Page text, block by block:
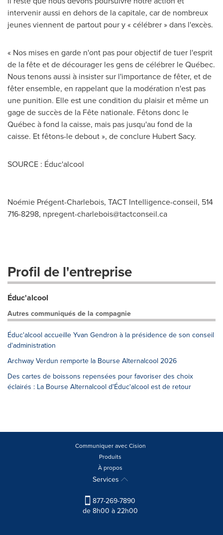
intervenir aussi en dehors de la capitale, car de nombreux
jeunes viennent de partout pour y « célébrer » dans l'excès.
« Nos mises en garde n'ont pas pour objectif de tuer l'esprit
de la fête et de décourager les gens de célébrer le Québec.
Nous tenons aussi à insister sur l'importance de fêter, et de
fêter ensemble, en rappelant que la modération n'est pas
une punition. Elle est une condition du plaisir et même un
gage de succès de la Fête nationale. Fêtons donc le
Québec à fond la caisse, mais pas jusqu'au fond de la
caisse. Et fêtons-le debout », de conclure Hubert Sacy.
SOURCE : Éduc'alcool
Noémie Prégent-Charlebois, TACT Intelligence-conseil, 514
716-8298, npregent-charlebois@tactconseil.ca
Profil de l'entreprise
Éduc'alcool
Autres communiqués de la compagnie
Éduc'alcool accueille Yvan Gendron à la présidence de son conseil
d'administration
Archway Verdun remporte la Bourse Alternalcool 2026
Des cartes de boissons repensées pour favoriser des choix
éclairés : La Bourse Alternalcool d'Éduc'alcool est de retour
Communiquer avec Cision
Produits
À propos
Services
877-269-7890
de 8h00 à 22h00